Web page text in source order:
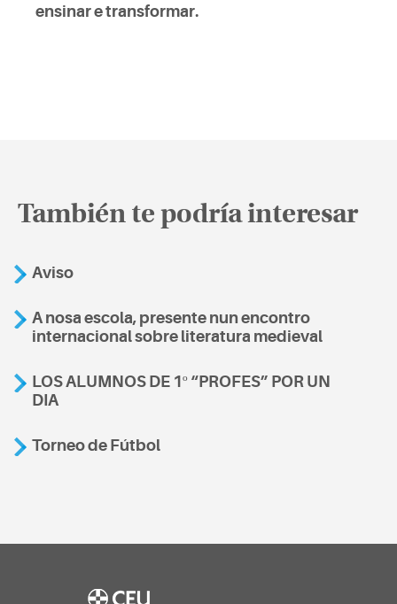
ensinar e transformar.
También te podría interesar
Aviso
A nosa escola, presente nun encontro
internacional sobre literatura medieval
LOS ALUMNOS DE 1º “PROFES” POR UN
DIA
Torneo de Fútbol